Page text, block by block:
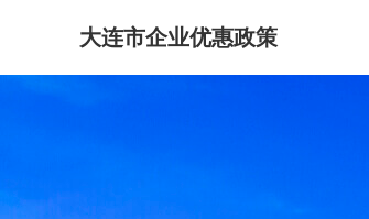
大连市企业优惠政策